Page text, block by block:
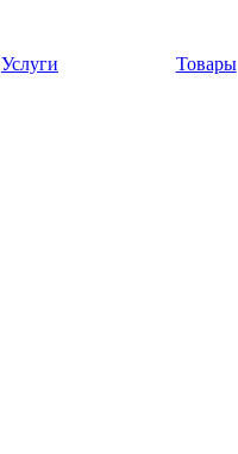
Услуги Товары